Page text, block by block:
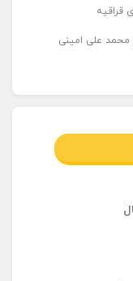
قراقیه
محمد علی امینی